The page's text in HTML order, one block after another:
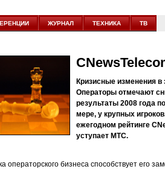
новых
ЖУРНАЛ ТЕХНИКА ТВ
Кризисные изменения в
Операторы отмечают
результаты 2008 года
мере, у крупных
ежегодном рейтинге
уступает МТС.
операторского бизнеса способствует его